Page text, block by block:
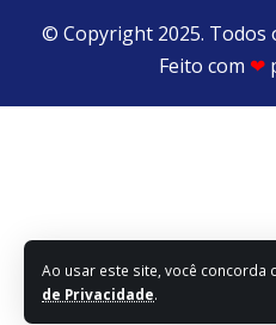
Ao usar este site, você concorda
de Privacidade.
© Copyright 2025. Todos
Feito com ❤